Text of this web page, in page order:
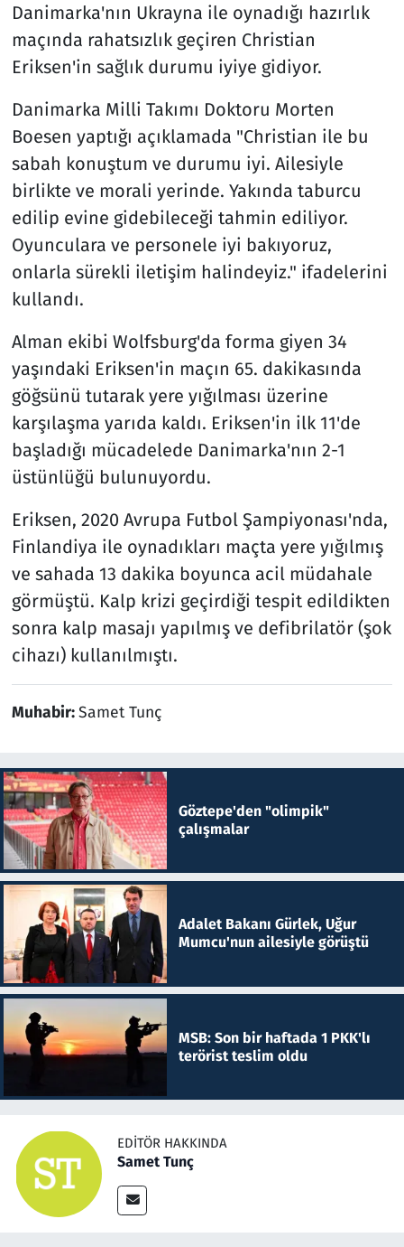
Danimarka'nın Ukrayna ile oynadığı hazırlık
maçında rahatsızlık geçiren Christian
Eriksen'in sağlık durumu iyiye gidiyor.
Danimarka Milli Takımı Doktoru Morten
Boesen yaptığı açıklamada "Christian ile bu
sabah konuştum ve durumu iyi. Ailesiyle
birlikte ve morali yerinde. Yakında taburcu
edilip evine gidebileceği tahmin ediliyor.
Oyunculara ve personele iyi bakıyoruz,
onlarla sürekli iletişim halindeyiz." ifadelerini
kullandı.
Alman ekibi Wolfsburg'da forma giyen 34
yaşındaki Eriksen'in maçın 65. dakikasında
göğsünü tutarak yere yığılması üzerine
karşılaşma yarıda kaldı. Eriksen'in ilk 11'de
başladığı mücadelede Danimarka'nın 2-1
üstünlüğü bulunuyordu.
Eriksen, 2020 Avrupa Futbol Şampiyonası'nda,
Finlandiya ile oynadıkları maçta yere yığılmış
ve sahada 13 dakika boyunca acil müdahale
görmüştü. Kalp krizi geçirdiği tespit edildikten
sonra kalp masajı yapılmış ve defibrilatör (şok
cihazı) kullanılmıştı.
Muhabir:Samet Tunç
Göztepe'den "olimpik"
çalışmalar
Adalet Bakanı Gürlek, Uğur
Mumcu'nun ailesiyle görüştü
MSB: Son bir haftada 1 PKK'lı
terörist teslim oldu
EDITÖR HAKKINDA
Samet Tunç